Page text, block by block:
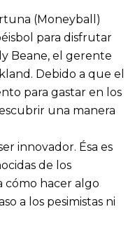
(Moneyball)
para disfrutar
Beane, el gerente
Debido a que el
para gastar en los
una manera
innovador. Ésa es
de los
cómo hacer algo
a los pesimistas ni